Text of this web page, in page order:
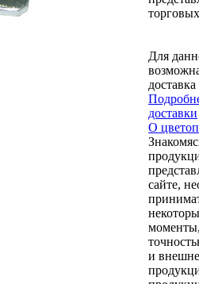
Для
доставка
доставки
О
сайте,
и